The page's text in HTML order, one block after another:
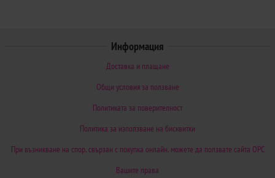
Информация
Доставка и плащане
Общи условия за ползване
Политиката за поверителност
Политика за използване на бисквитки
При възникване на спор, свързан с покупка онлайн, можете да ползвате сайта ОРС
Вашите права